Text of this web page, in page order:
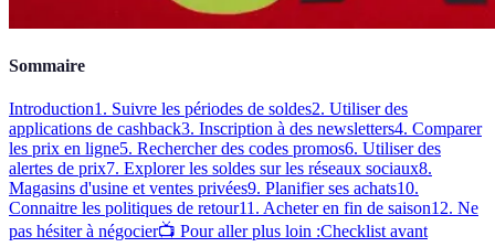
Sommaire
Introduction1. Suivre les périodes de soldes2. Utiliser des
applications de cashback3. Inscription à des newsletters4. Comparer
les prix en ligne5. Rechercher des codes promos6. Utiliser des
alertes de prix7. Explorer les soldes sur les réseaux sociaux8.
Magasins d'usine et ventes privées9. Planifier ses achats10.
Connaitre les politiques de retour11. Acheter en fin de saison12. Ne
pas hésiter à négocier📺 Pour aller plus loin :Checklist avant